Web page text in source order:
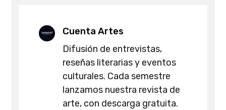
Cuenta Artes
Difusión de entrevistas,
reseñas literarias y eventos
culturales. Cada semestre
lanzamos nuestra revista de
arte, con descarga gratuita.